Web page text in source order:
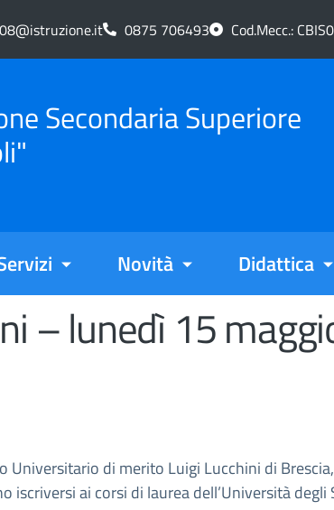
0875 706493 Cod.Mecc.:
Secondaria Superiore
Novità Didattica
– lunedì 15
Universitario di merito Luigi Lucchini di
ai corsi di laurea dell’Università degli